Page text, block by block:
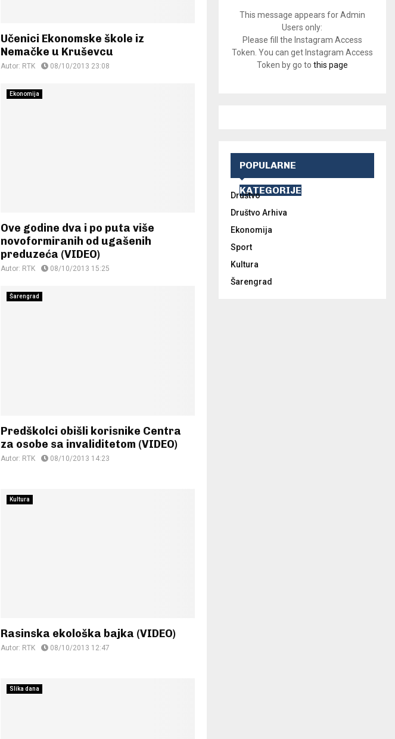
Učenici Ekonomske škole iz
Nemačke u Kruševcu
Autor: RTK 08/10/2013 23:08
Ekonomija
Ove godine dva i po puta više
novoformiranih od ugašenih
preduzeća (VIDEO)
Autor: RTK 08/10/2013 15:25
Šarengrad
Predškolci obišli korisnike Centra
za osobe sa invaliditetom (VIDEO)
Autor: RTK 08/10/2013 14:23
Kultura
Rasinska ekološka bajka (VIDEO)
Autor: RTK 08/10/2013 12:47
Slika dana
This message appears for Admin
Users only:
Please fill the Instagram Access
Token. You can get Instagram Access
Token by go to this page
POPULARNE
KATEGORIJE
Društvo
Društvo Arhiva
Ekonomija
Sport
Kultura
Šarengrad